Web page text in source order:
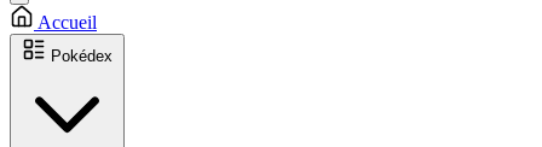
Accueil